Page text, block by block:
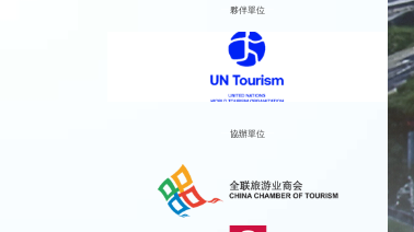
夥伴單位
協辦單位